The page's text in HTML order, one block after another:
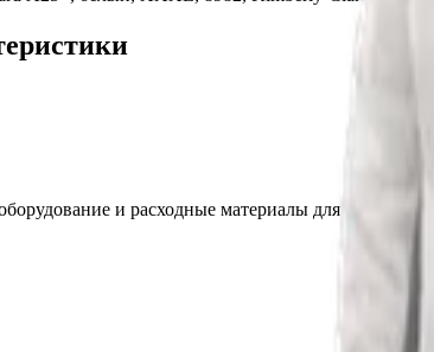
и расходные материалы для детейлинга.